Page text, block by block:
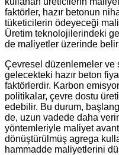
faktörler, hazır betonun
tüketicilerin ödeyeceği
Üretim teknolojilerindeki
de maliyetler üzerinde
Çevresel düzenlemeler
gelecekteki hazır beton
faktörlerdir. Karbon
politikalar, çevre dostu
edebilir. Bu durum,
de, uzun vadede daha
yöntemleriyle maliyet
dönüştürülmüş agrega
hammadde maliyetlerini